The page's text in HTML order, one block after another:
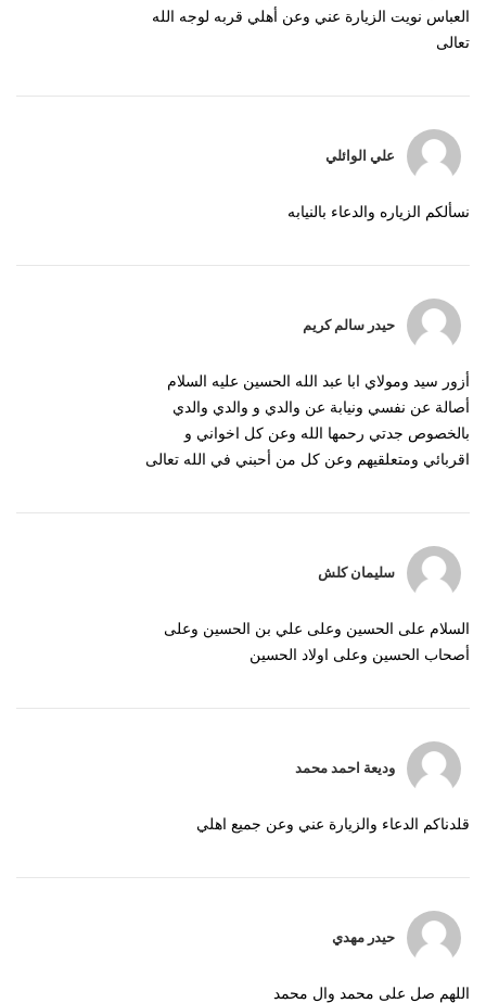
العباس نويت الزيارة عني وعن أهلي قربه لوجه الله
تعالى
علي الوائلي
نسألكم الزياره والدعاء بالنيابه
حيدر سالم كريم
أزور سيد ومولاي ابا عبد الله الحسين عليه السلام
أصالة عن نفسي ونيابة عن والدي و والدي والدي
بالخصوص جدتي رحمها الله وعن كل اخواني و
اقربائي ومتعلقيهم وعن كل من أحبني في الله تعالى
سليمان كلش
السلام على الحسين وعلى علي بن الحسين وعلى
أصحاب الحسين وعلى اولاد الحسين
وديعة احمد محمد
قلدناكم الدعاء والزيارة عني وعن جميع اهلي
حيدر مهدي
اللهم صل على محمد وال محمد